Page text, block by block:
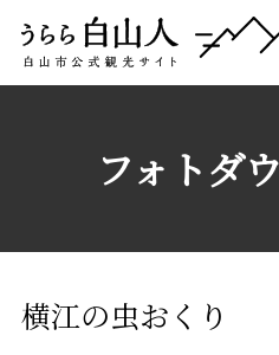
フォトダ
横江の虫おくり